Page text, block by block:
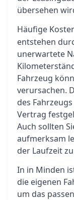
übersehen
Häufige
entstehen
unerwartete
Fahrzeug
verursachen.
des
Vertrag
Auch sollten
aufmerksam
der Laufzeit
In in Minden
die eigenen
um das